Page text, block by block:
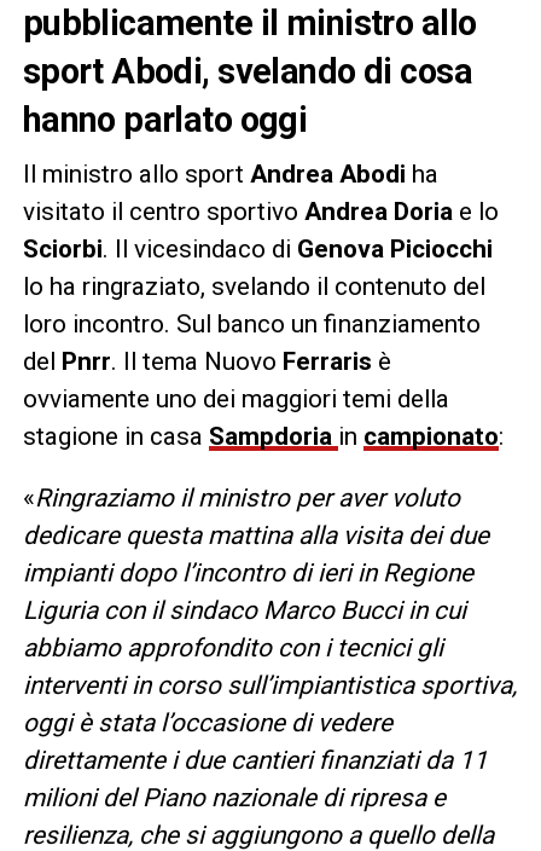
pubblicamente il ministro allo
sport Abodi, svelando di cosa
hanno parlato oggi
Il ministro allo sport Andrea Abodi ha
visitato il centro sportivo Andrea Doria e lo
Sciorbi. Il vicesindaco di Genova Piciocchi
lo ha ringraziato, svelando il contenuto del
loro incontro. Sul banco un finanziamento
del Pnrr. Il tema Nuovo Ferraris è
ovviamente uno dei maggiori temi della
stagione in casa Sampdoria in campionato:
«Ringraziamo il ministro per aver voluto
dedicare questa mattina alla visita dei due
impianti dopo l’incontro di ieri in Regione
Liguria con il sindaco Marco Bucci in cui
abbiamo approfondito con i tecnici gli
interventi in corso sull’impiantistica sportiva,
oggi è stata l’occasione di vedere
direttamente i due cantieri finanziati da 11
milioni del Piano nazionale di ripresa e
resilienza, che si aggiungono a quello della